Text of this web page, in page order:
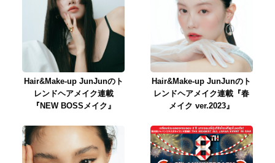
Hair&Make-up JunJunのト
レンドヘアメイク連載
『NEW BOSSメイク』
Hair&Make-up JunJunのト
レンドヘアメイク連載『春
メイク ver.2023』